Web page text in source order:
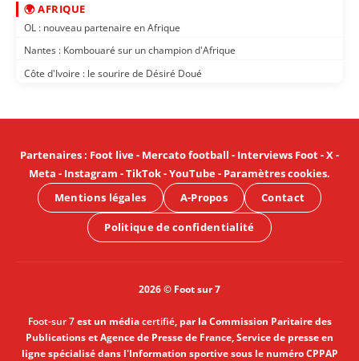
🌍 AFRIQUE
OL : nouveau partenaire en Afrique
Nantes : Kombouaré sur un champion d'Afrique
Côte d'Ivoire : le sourire de Désiré Doué
Partenaires: Foot live- Mercato football - Interviews Foot-X-
Meta - Instagram -TikTok-YouTube- Paramètres cookies.
Mentions légales
A-Propos Contact
Politique de confidentialité
2026 © Foot sur 7
Foot-sur 7est un médiacertifié, par la Commission Paritaire des
Publications et Agence de Presse de France, Service de presse en
ligne spécialisé dans l'Information sportive sous le numéro CPPAP